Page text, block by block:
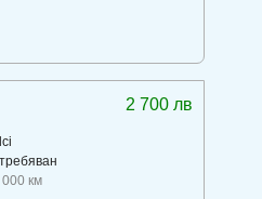
2 700 лв
000 км